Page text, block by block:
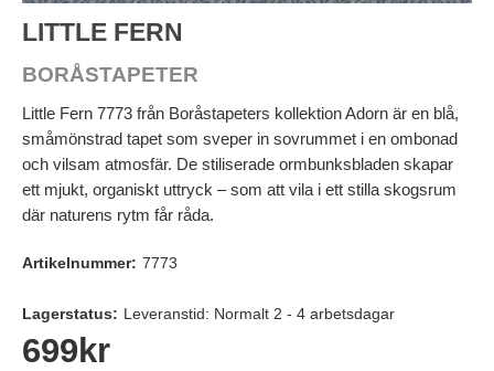
LITTLE FERN
BORÅSTAPETER
Little Fern 7773 från Boråstapeters kollektion Adorn är en blå,
småmönstrad tapet som sveper in sovrummet i en ombonad
och vilsam atmosfär. De stiliserade ormbunksbladen skapar
ett mjukt, organiskt uttryck – som att vila i ett stilla skogsrum
där naturens rytm får råda.
Artikelnummer: 7773
Lagerstatus: Leveranstid: Normalt 2 - 4 arbetsdagar
699 kr